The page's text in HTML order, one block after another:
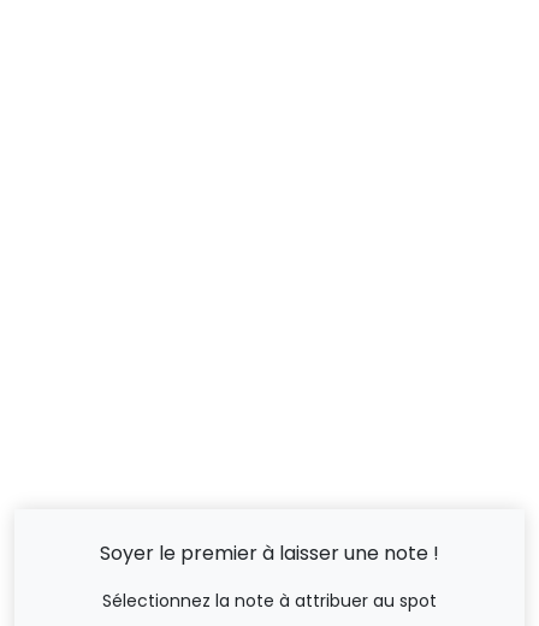
Soyer le premier à laisser une note !
Sélectionnez la note à attribuer au spot